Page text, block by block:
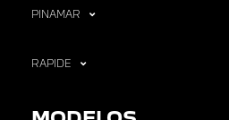
PINAMAR
RAPIDE